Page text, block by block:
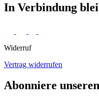
In Verbindung
Widerruf
Vertrag widerrufen
Abonniere